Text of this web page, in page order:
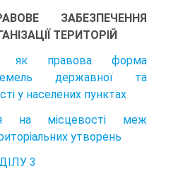
ЗАБЕЗПЕЧЕННЯ
ТЕРИТОРІЙ
як правова форма
державної та
у населених пунктах
на місцевості меж
утворень
3